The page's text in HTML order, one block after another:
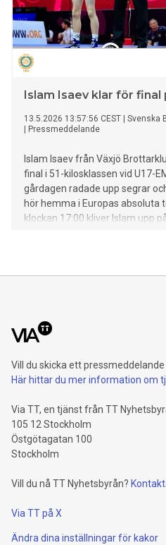
Islam Isaev klar för final
13.5.2026 13:57:56 CEST
Svenska
Pressmeddelande
Islam Isaev från Växjö
final i 51-kilosklassen vid U17-
gårdagen radade upp segrar
hör hemma i Europas absoluta
klockan 17:00 kliver Islam upp
Vill du skicka ett
Här hittar du mer information om
Via TT, en tjänst från TT
105 12 Stockholm
Östgötagatan 100
Stockholm
Vill du nå TT Nyhetsbyrån?
Via TT på X
Ändra dina inställningar för kakor